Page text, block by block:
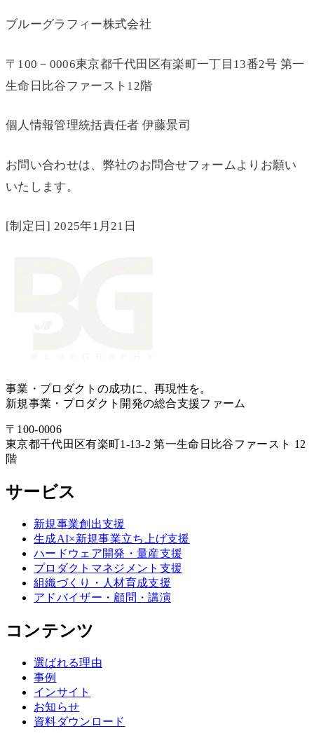
ブルーグラフィー株式会社
〒100－0006東京都千代田区有楽町一丁目13番2号 第一
生命日比谷ファースト12階
個人情報管理統括責任者 伊藤景司
お問い合わせは、弊社のお問合せフォームよりお願い
いたします。
[制定日] 2025年1月21日
事業・プロダクトの成功に、再現性を。
新規事業・プロダクト開発の総合支援ファーム
〒 100-0006
東京都千代田区有楽町1-13-2 第一生命日比谷ファースト 12
階
サービス
新規事業創出支援
生成AI×新規事業立ち上げ支援
ハードウェア開発・量産支援
プロダクトマネジメント支援
組織づくり・人材育成支援
アドバイザー・顧問・講演
コンテンツ
選ばれる理由
事例
インサイト
お知らせ
資料ダウンロード